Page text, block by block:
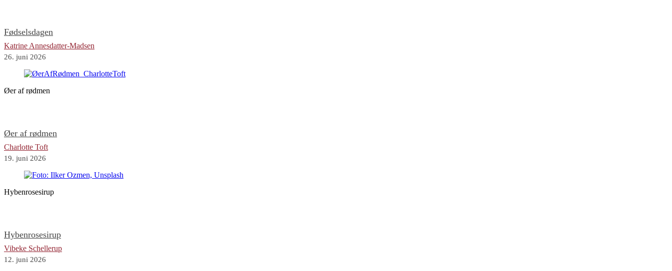
Fødselsdagen
Katrine Annesdatter-Madsen
26. juni 2026
Øer af rødmen
Øer af rødmen
Charlotte Toft
19. juni 2026
Hybenrosesirup
Hybenrosesirup
Vibeke Schellerup
12. juni 2026